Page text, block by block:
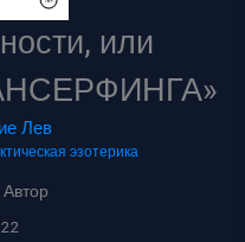
или
Лев
эзотерика
Автор